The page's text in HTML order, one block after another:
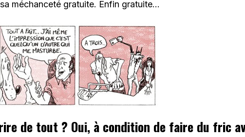
méchanceté gratuite. Enfin gratuite…
de tout ? Oui, à condition de faire du fric